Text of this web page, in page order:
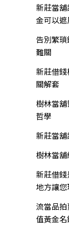
新莊當
金可以
告別繁
難關
新莊借
關解套
樹林當
哲學
新莊當
樹林當
新莊借
地方讓
流當品
值黃金